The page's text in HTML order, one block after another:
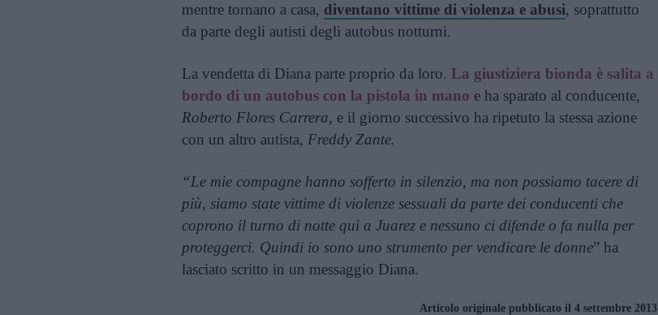
mentre tornano a casa, diventano vittime di violenza e abusi, soprattutto
da parte degli autisti degli autobus notturni.
La vendetta di Diana parte proprio da loro. La giustiziera bionda è salita a
bordo di un autobus con la pistola in mano e ha sparato al conducente,
Roberto Flores Carrera, e il giorno successivo ha ripetuto la stessa azione
con un altro autista, Freddy Zante.
“Le mie compagne hanno sofferto in silenzio, ma non possiamo tacere di
più, siamo state vittime di violenze sessuali da parte dei conducenti che
coprono il turno di notte qui a Juarez e nessuno ci difende o fa nulla per
proteggerci. Quindi io sono uno strumento per vendicare le donne” ha
lasciato scritto in un messaggio Diana.
Articolo originale pubblicato il 4 settembre 2013